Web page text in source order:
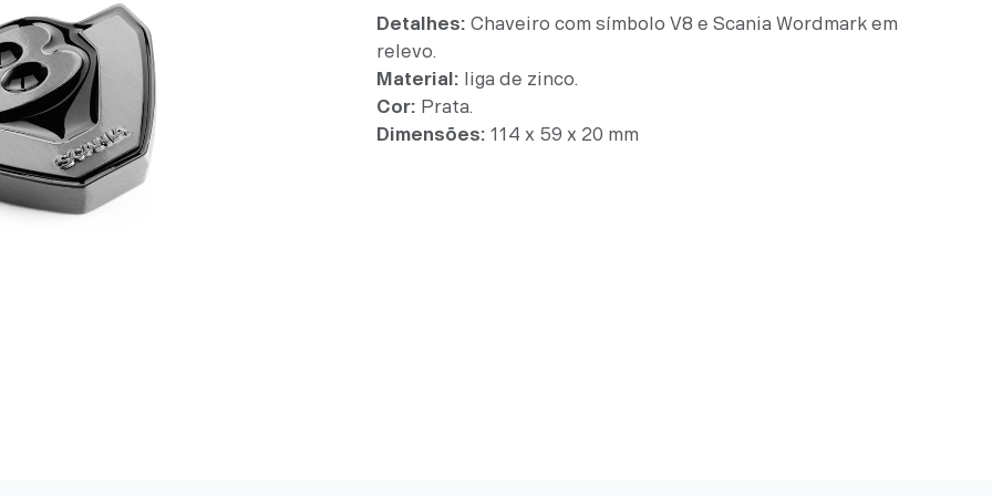
Detalhes: Chaveiro com símbolo V8 e Scania Wordmark em
relevo.
Material: liga de zinco.
Cor: Prata.
Dimensões: 114 x 59 x 20 mm